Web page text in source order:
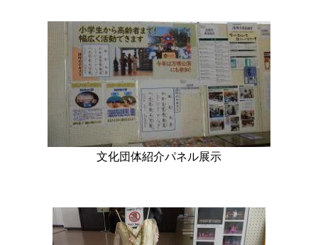
文化団体紹介パネル展示